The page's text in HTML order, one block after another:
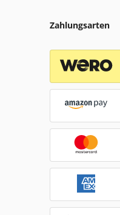
Zahlungsarten